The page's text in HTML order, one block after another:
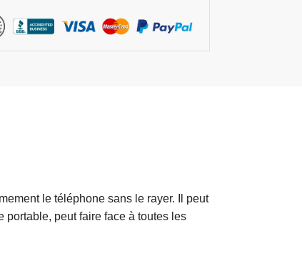
le téléphone sans le rayer. Il peut
peut faire face à toutes les